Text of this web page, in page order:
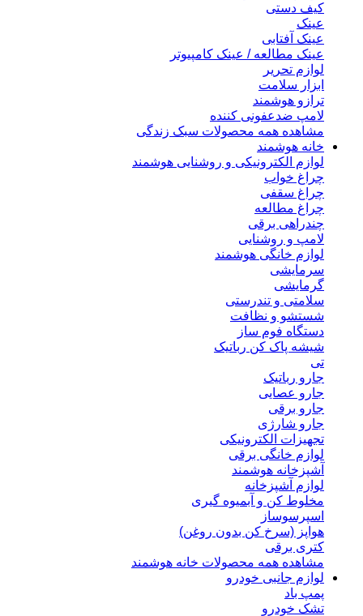
کیف دستی
عینک
عینک آفتابی
عینک مطالعه / عینک کامپیوتر
لوازم تحریر
ابزار سلامت
ترازو هوشمند
لامپ ضدعفونی کننده
مشاهده همه محصولات سبک زندگی
خانه هوشمند
لوازم الکترونیکی و روشنایی هوشمند
چراغ خواب
چراغ سقفی
چراغ مطالعه
چندراهی برقی
لامپ و روشنایی
لوازم خانگی هوشمند
سرمایشی
گرمایشی
سلامتی و تندرستی
شستشو و نظافت
دستگاه فوم ساز
شیشه پاک کن رباتیک
تی
جارو رباتیک
جارو عصایی
جارو برقی
جارو شارژی
تجهیزات الکترونیکی
لوازم خانگی برقی
آشپزخانه هوشمند
لوازم آشپزخانه
مخلوط کن و آبمیوه گیری
اسپرسوساز
هواپز (سرخ کن بدون روغن)
کتری برقی
مشاهده همه محصولات خانه هوشمند
لوازم جانبی خودرو
پمپ باد
تشک خودرو